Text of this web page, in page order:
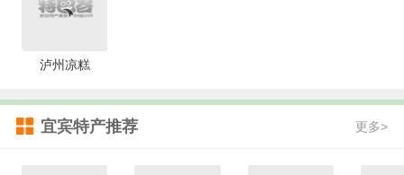
泸州凉糕
宜宾特产推荐 更多>